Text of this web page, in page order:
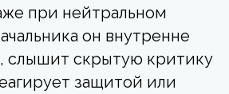
при нейтральном
он внутренне
слышит скрытую критику
защитой или